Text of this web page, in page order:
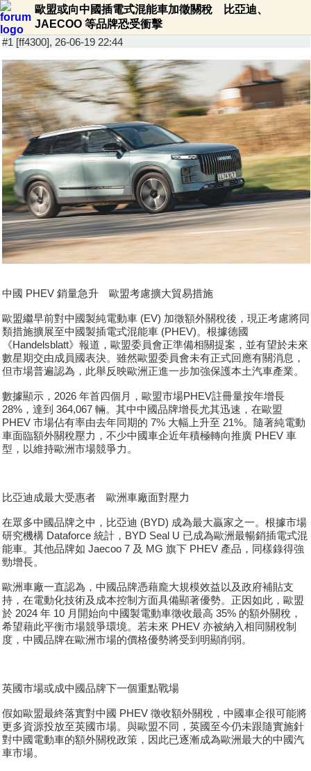
歐盟或向中國插電式混能車加徵關稅 比亞迪、
JAECOO 等品牌恐受衝擊
#1 [ff4300], 26-06-19 22:44
中國 PHEV 銷量急升 歐盟考慮擴大貿易措施
歐盟繼早前對中國製純電動車 (EV) 加徵額外關稅後，現正考慮將同
類措施擴展至中國製插電式混能車 (PHEV)。根據德國
《Handelsblatt》報道，歐盟委員會正準備相關提案，並有望於未來
數星期交由成員國表決。雖然歐盟委員會未有正式回應有關消息，
但市場普遍認為，此舉反映歐洲正進一步加強保護本土汽車產業。
數據顯示，2026 年首四個月，歐盟市場PHEV註冊量按年增長
28%，達到 364,067 輛。其中中國品牌增長尤其迅速，在歐盟
PHEV 市場佔有率由去年同期的 7% 大幅上升至 21%。隨著純電動
車面臨額外關稅壓力，不少中國車企近年積極轉向推廣 PHEV 車
型，以維持歐洲市場競爭力。
比亞迪成最大受惠者 歐洲車廠面對壓力
在眾多中國品牌之中，比亞迪 (BYD) 成為最大贏家之一。根據市場
研究機構 Dataforce 統計，BYD Seal U 已成為歐洲最暢銷插電式混
能車。其他品牌如 Jaecoo 7 及 MG 旗下 PHEV 產品，同樣錄得強
勁增長。
歐洲車廠一直認為，中國品牌憑藉龐大規模效益以及政府補貼支
持，在電動化技術及成本控制方面具備顯著優勢。正因如此，歐盟
於 2024 年 10 月開始向中國製電動車徵收最高 35% 的額外關稅，
希望藉此平衡市場競爭環境。若未來 PHEV 亦被納入相同關稅制
度，中國品牌在歐洲市場的價格優勢將受到明顯削弱。
英國市場或成中國品牌下一個重點戰場
假如歐盟最終落實對中國 PHEV 徵收額外關稅，中國車企很可能將
更多資源投放至英國市場。與歐盟不同，英國至今仍未跟隨實施針
對中國電動車的額外關稅政策，因此已逐漸成為歐洲最大的中國汽
車市場。